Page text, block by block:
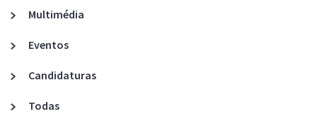
Multimédia
Eventos
Candidaturas
Todas